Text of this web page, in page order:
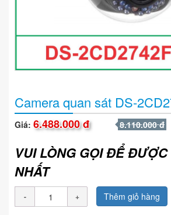
Camera quan sát DS-
Giá: 6.488.000 đ 8.110.000 đ
VUI LÒNG GỌI ĐỂ ĐƯỢC
NHẤT
Thêm giỏ hàng